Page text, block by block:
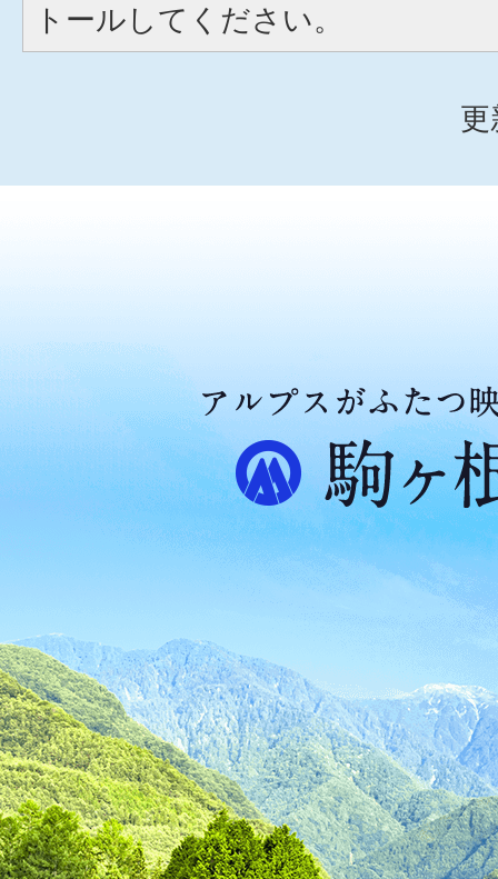
トールしてください。
ア
ル
プ
ス
が
た
つ
映
え
る